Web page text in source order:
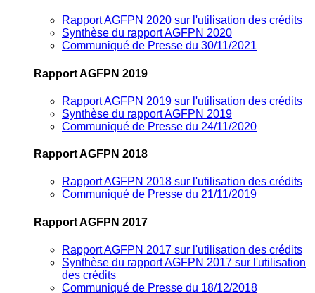
Rapport AGFPN 2020 sur l'utilisation des crédits
Synthèse du rapport AGFPN 2020
Communiqué de Presse du 30/11/2021
Rapport AGFPN 2019
Rapport AGFPN 2019 sur l'utilisation des crédits
Synthèse du rapport AGFPN 2019
Communiqué de Presse du 24/11/2020
Rapport AGFPN 2018
Rapport AGFPN 2018 sur l'utilisation des crédits
Communiqué de Presse du 21/11/2019
Rapport AGFPN 2017
Rapport AGFPN 2017 sur l'utilisation des crédits
Synthèse du rapport AGFPN 2017 sur l'utilisation
des crédits
Communiqué de Presse du 18/12/2018